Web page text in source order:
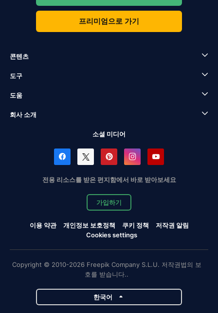
프리미엄으로 가기
콘텐츠
도구
도움
회사 소개
소셜 미디어
전용 리소스를 받은 편지함에서 바로 받아보세요
가입하기
이용 약관 개인정보 보호정책 쿠키 정책
저작권 알림
Cookies settings
Copyright © 2010-2026 Freepik Company S.L.U. 저작권법의 보
호를 받습니다..
한국어